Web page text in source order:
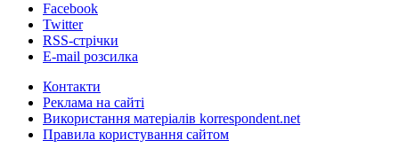
Facebook
Twitter
RSS-стрічки
E-mail розсилка
Контакти
Реклама на сайті
Використання матеріалів korrespondent.net
Правила користування сайтом